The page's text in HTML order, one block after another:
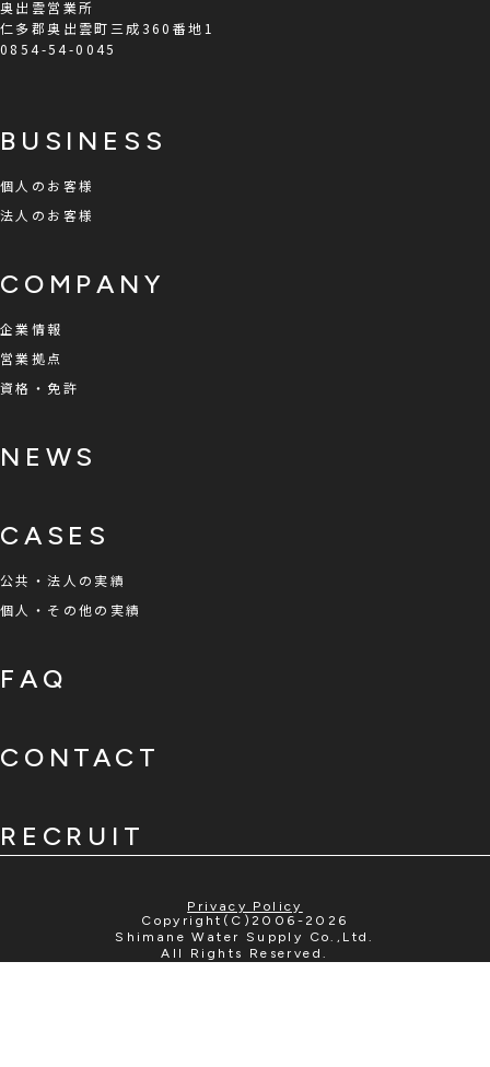
奥出雲営業所
仁多郡奥出雲町三成360番地1
0854-54-0045
BUSINESS
個人のお客様
法人のお客様
COMPANY
企業情報
営業拠点
資格・免許
NEWS
CASES
公共・法人の実績
個人・その他の実績
FAQ
CONTACT
RECRUIT
Copyright(C)2006-2026
Shimane Water Supply Co.,Ltd.
All Rights Reserved.
Privacy Policy